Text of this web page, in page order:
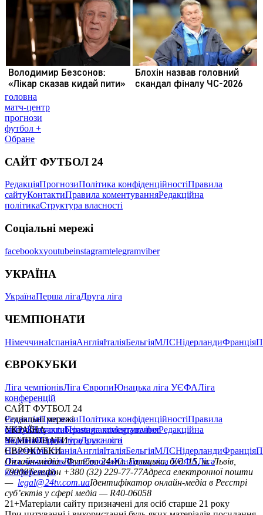
головна
матч-центр
прогнози
футбол +
Обране
САЙТ ФУТБОЛ 24
РедакціяПрогнозиПолітика конфіденційностіПравила
сайтуКонтактиПравила коментуванняРедакційна
політикаСтруктура власності
Соціальні мережі
facebookxyoutubeinstagramtelegramviber
УКРАЇНА
УкраїнаПерша лігаДруга ліга
ЧЕМПІОНАТИ
НімеччинаІспаніяАнгліяІталіяБельгіяМЛСНідерландиФранція
ЄВРОКУБКИ
Ліга чемпіонівЛіга ЄвропиЮнацька ліга УЄФАЛіга
конференцій
САЙТ ФУТБОЛ 24
РедакціяПрогнозиПолітика конфіденційностіПравила
сайтуКонтактиПравила коментуванняРедакційна
політикаСтруктура власності
Соціальні мережі
facebookxyoutubeinstagramtelegramviber
УКРАЇНА
УкраїнаПерша лігаДруга ліга
ЧЕМПІОНАТИ
НімеччинаІспаніяАнгліяІталіяБельгіяМЛСНідерландиФранція
ЄВРОКУБКИ
Ліга чемпіонівЛіга ЄвропиЮнацька ліга УЄФАЛіга
конференцій
Онлайн-медіа «Футбол 24»пл. Галицька, буд. 15, м. Львів,
79008Телефон +380 (32) 229-77-77Адреса електронної пошти
— legal@24tv.com.uaІдентифікатор онлайн-медіа в Реєстрі
суб’єктів у сфері медіа — R40-06058
21+Матеріали сайту призначені для осіб старше 21 року